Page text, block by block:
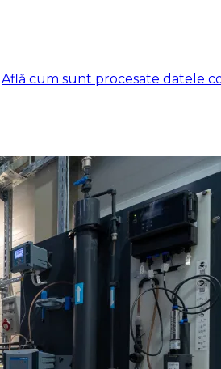
Află cum sunt procesate datele